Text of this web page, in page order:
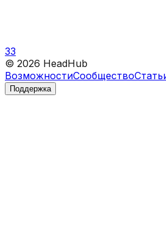
33
© 2026 HeadHub
ВозможностиСообщество
Поддержка